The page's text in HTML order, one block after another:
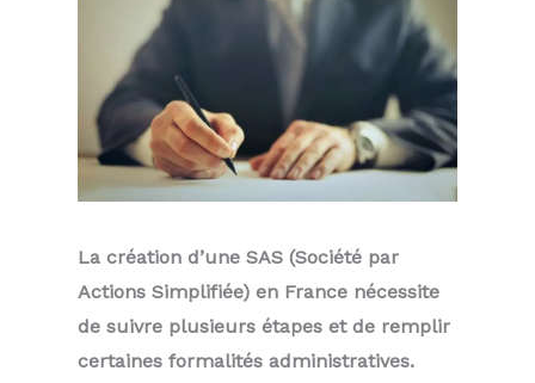
La création d’une SAS (Société par
Actions Simplifiée) en France nécessite
de suivre plusieurs étapes et de remplir
certaines formalités administratives.